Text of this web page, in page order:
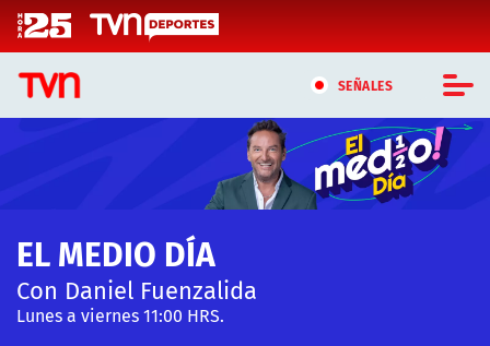
Click acá para ir directamente al contenido
SEÑALES
CASTING MASTERCHEF CHILE
CASTING TVN VERTICAL
TVN VERTICAL
TVN PLAY
EL MEDIO DÍA
Con Daniel Fuenzalida
Lunes a viernes 11:00 HRS.